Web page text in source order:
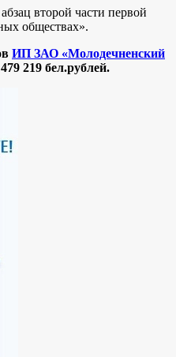
второй части первой
обществах».
ИП ЗАО «Молодечненский
219 бел.рублей.